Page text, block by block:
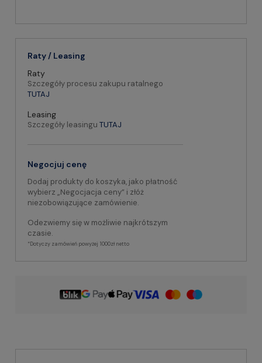
Raty / Leasing
Raty
Szczegóły procesu zakupu ratalnego
TUTAJ
Leasing
Szczegóły leasingu TUTAJ
Negocjuj cenę
Dodaj produkty do koszyka, jako płatność
wybierz „Negocjacja ceny” i złóż
niezobowiązujące zamówienie.
Odezwiemy się w możliwie najkrótszym
czasie.
*Dotyczy zamówień powyżej 1000zł netto